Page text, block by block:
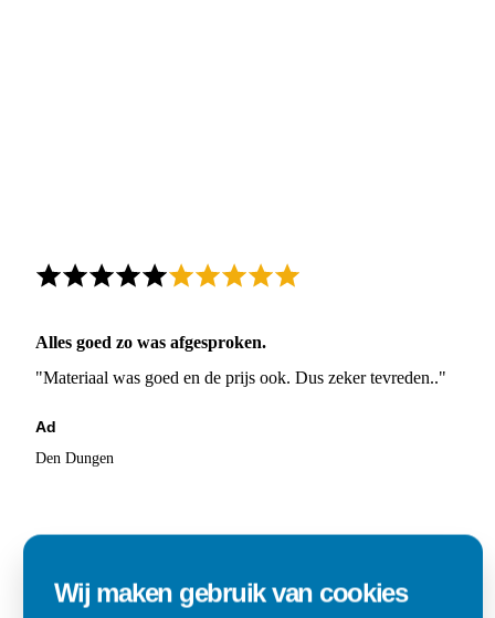
Alles goed zo was afgesproken.
"Materiaal was goed en de prijs ook. Dus zeker tevreden.."
Ad
Den Dungen
Wij maken gebruik van cookies